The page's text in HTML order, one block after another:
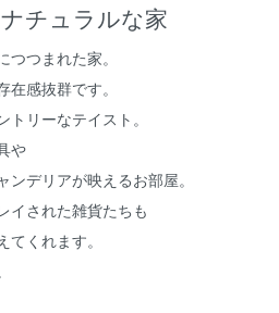
チュラルな家
つまれた家。
感抜群です。
リーなテイスト。
や
デリアが映えるお部屋。
イされた雑貨たちも
くれます。